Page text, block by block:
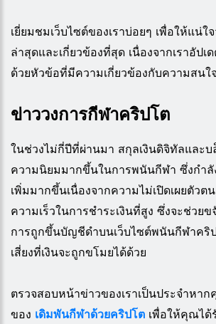
เยี่ยมชมเว็บไซต์ของเราบ่อยๆ เพื่อให้แน่
ล่าสุดและเกี่ยวข้องที่สุด เนื่องจากเราอัปเ
ด้วยหัวข้อที่มีความเกี่ยวข้องกับความสน
ข่าววงการกีฬาคริปโต
ในช่วงไม่กี่ปีที่ผ่านมา สกุลเงินดิจิทัลและบ
ความนิยมมากขึ้นในการพนันกีฬา ซึ่งกำลั
เพิ่มมากขึ้นเนื่องจากความไม่เปิดเผยตัวต
ความเร็วในการชำระเงินที่สูง ซึ่งจะช่วยข
การถูกขึ้นบัญชีดำบนเว็บไซต์พนันกีฬาคริ
เสี่ยงที่เงินจะถูกขโมยได้ด้วย
ตรวจสอบหน้าข่าวของเราเป็นประจำหา
ของ เดิมพันกีฬาด้วยคริปโต เพื่อให้คุณได้